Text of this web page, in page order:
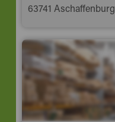
63741 Aschaffenburg